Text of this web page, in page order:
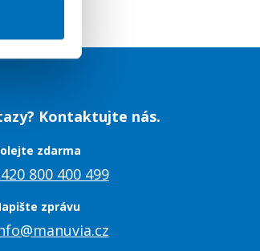
Kontaktujte nás.
zdarma
800 400 499
zprávu